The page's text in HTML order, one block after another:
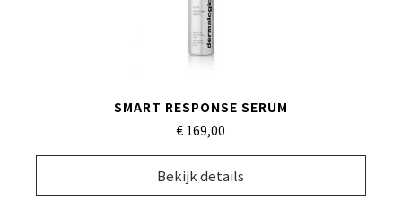
SMART RESPONSE SERUM
€ 169,00
Bekijk details